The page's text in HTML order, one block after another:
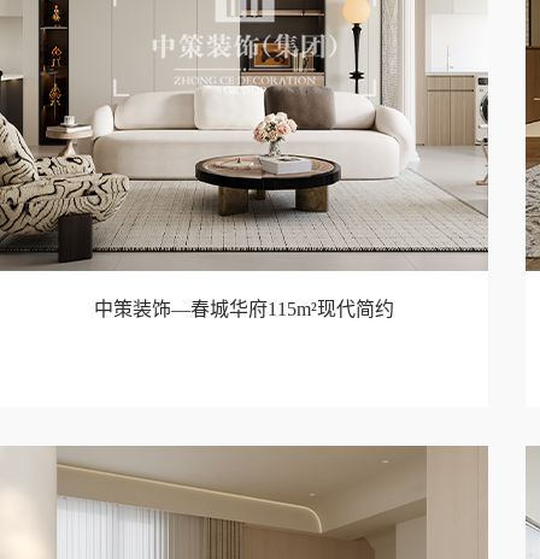
中策装饰—春城华府115m²现代简约